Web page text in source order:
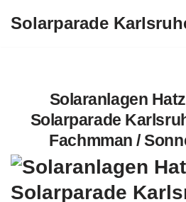
Solarparade
Solaranlagen
Solarparade
Fachmman /